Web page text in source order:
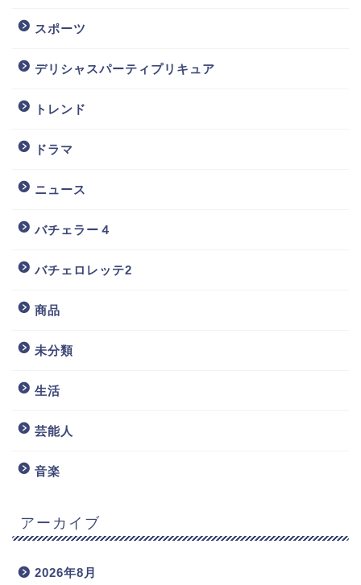
スポーツ
デリシャスパーティプリキュア
トレンド
ドラマ
ニュース
バチェラー４
バチェロレッテ2
商品
未分類
生活
芸能人
音楽
アーカイブ
2026年8月